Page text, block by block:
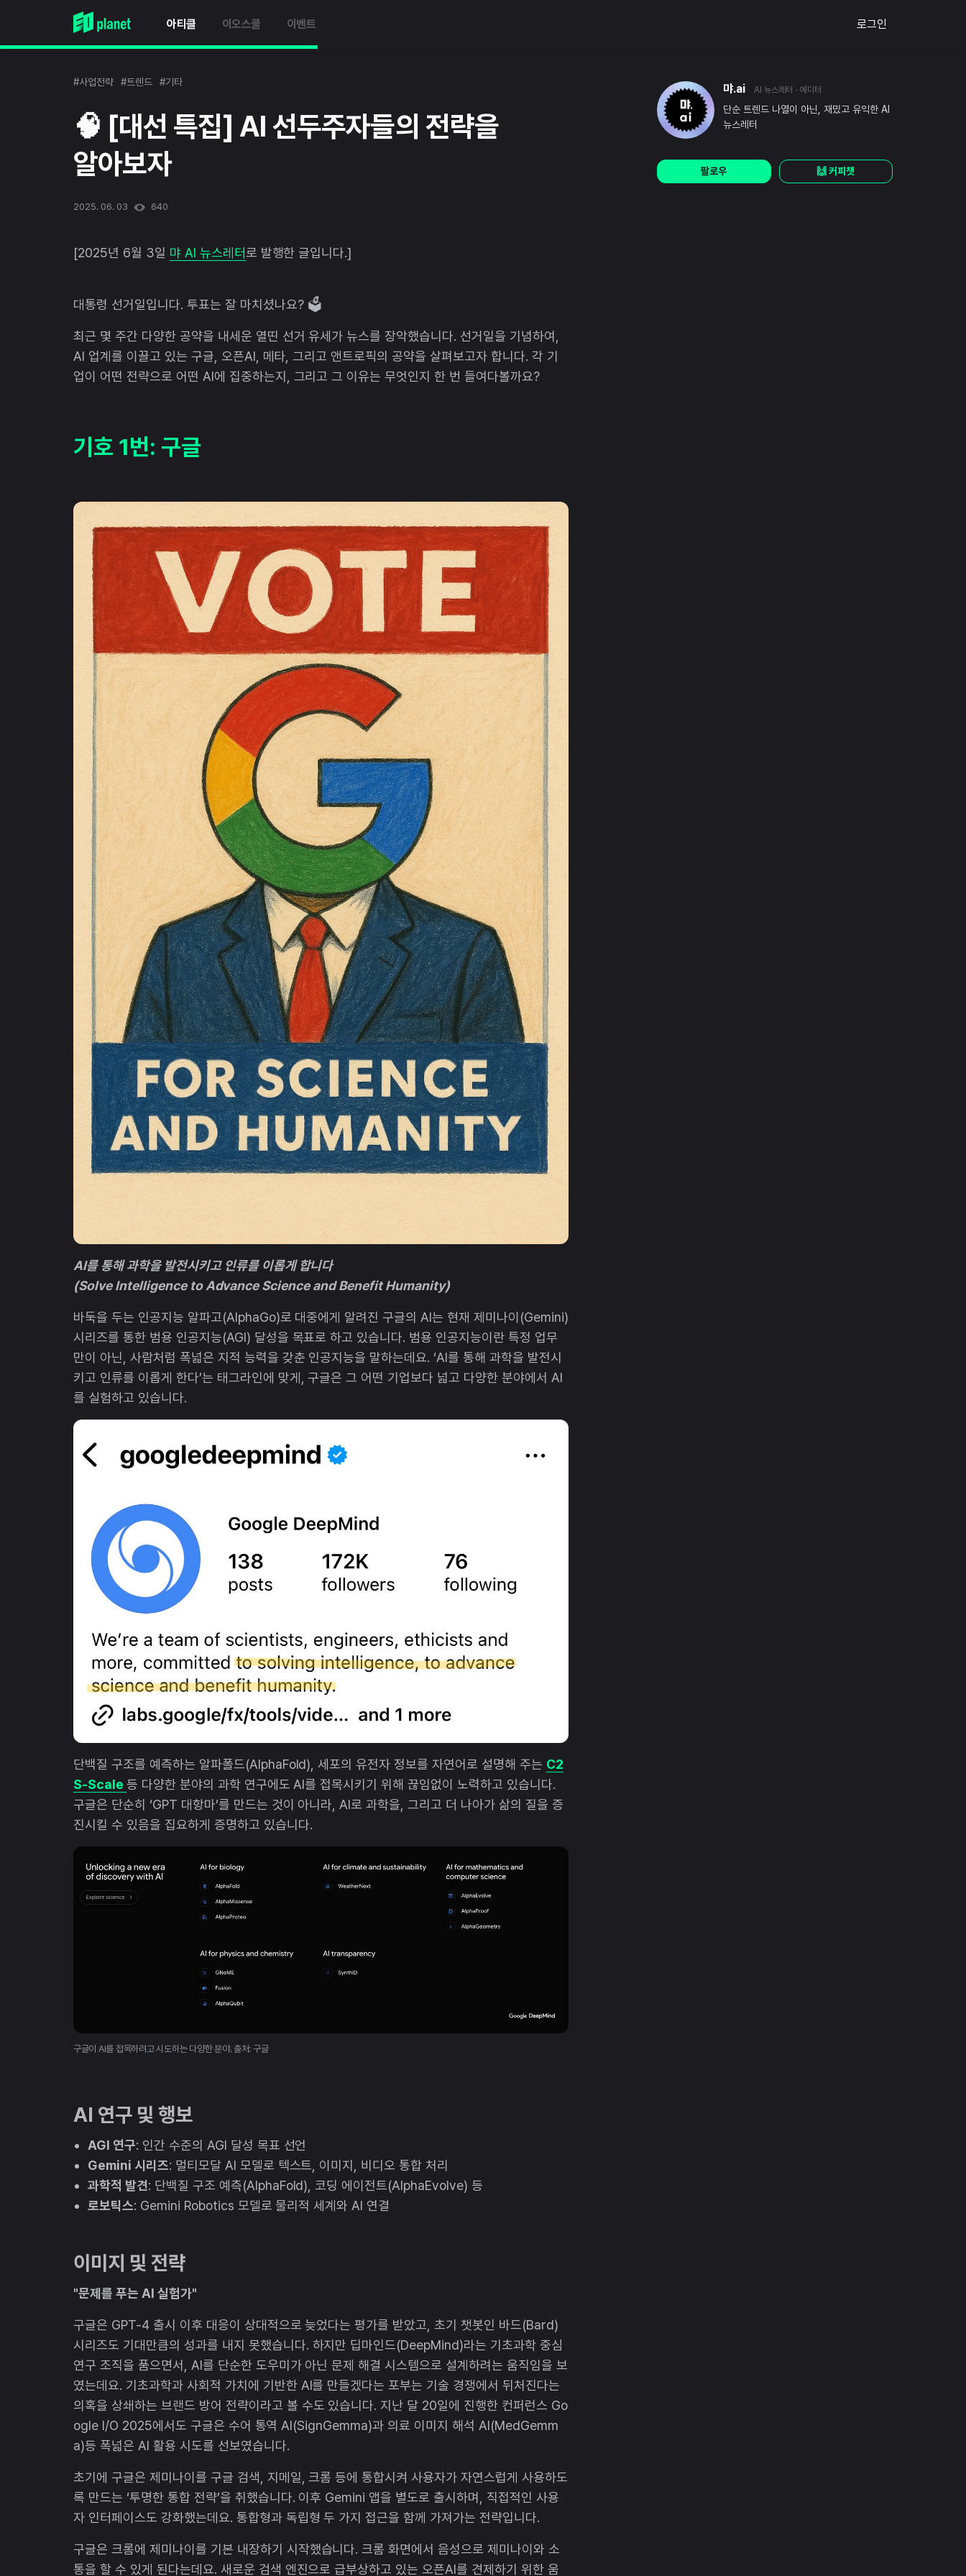
아티클 이오스쿨 이벤트 로그인
#사업전략 #트렌드 #기타
🧠 [대선 특집] AI 선두주자들의 전략을
알아보자
2025. 06. 03 640
[2025년 6월 3일 먀 AI 뉴스레터로 발행한 글입니다.]
대통령 선거일입니다. 투표는 잘 마치셨나요? 🗳
최근 몇 주간 다양한 공약을 내세운 열띤 선거 유세가 뉴스를 장악했습니다. 선거일을 기념하여,
AI 업계를 이끌고 있는 구글, 오픈AI, 메타, 그리고 앤트로픽의 공약을 살펴보고자 합니다. 각 기
업이 어떤 전략으로 어떤 AI에 집중하는지, 그리고 그 이유는 무엇인지 한 번 들여다볼까요?
기호 1번: 구글
AI를 통해 과학을 발전시키고 인류를 이롭게 합니다
(Solve Intelligence to Advance Science and Benefit Humanity)
바둑을 두는 인공지능 알파고(AlphaGo)로 대중에게 알려진 구글의 AI는 현재 제미나이(Gemini)
시리즈를 통한 범용 인공지능(AGI) 달성을 목표로 하고 있습니다. 범용 인공지능이란 특정 업무
만이 아닌, 사람처럼 폭넓은 지적 능력을 갖춘 인공지능을 말하는데요. ‘AI를 통해 과학을 발전시
키고 인류를 이롭게 한다’는 태그라인에 맞게, 구글은 그 어떤 기업보다 넓고 다양한 분야에서 AI
를 실험하고 있습니다.
단백질 구조를 예측하는 알파폴드(AlphaFold), 세포의 유전자 정보를 자연어로 설명해 주는 C2
S-Scale 등 다양한 분야의 과학 연구에도 AI를 접목시키기 위해 끊임없이 노력하고 있습니다.
구글은 단순히 ‘GPT 대항마’를 만드는 것이 아니라, AI로 과학을, 그리고 더 나아가 삶의 질을 증
진시킬 수 있음을 집요하게 증명하고 있습니다.
구글이 AI를 접목하려고 시도하는 다양한 분야. 출처: 구글
AI 연구 및 행보
AGI 연구: 인간 수준의 AGI 달성 목표 선언
Gemini 시리즈: 멀티모달 AI 모델로 텍스트, 이미지, 비디오 통합 처리
과학적 발견: 단백질 구조 예측(AlphaFold), 코딩 에이전트(AlphaEvolve) 등
로보틱스: Gemini Robotics 모델로 물리적 세계와 AI 연결
이미지 및 전략
"문제를 푸는 AI 실험가"
구글은 GPT-4 출시 이후 대응이 상대적으로 늦었다는 평가를 받았고, 초기 챗봇인 바드(Bard)
시리즈도 기대만큼의 성과를 내지 못했습니다. 하지만 딥마인드(DeepMind)라는 기초과학 중심
연구 조직을 품으면서, AI를 단순한 도우미가 아닌 문제 해결 시스템으로 설계하려는 움직임을 보
였는데요. 기초과학과 사회적 가치에 기반한 AI를 만들겠다는 포부는 기술 경쟁에서 뒤처진다는
의혹을 상쇄하는 브랜드 방어 전략이라고 볼 수도 있습니다. 지난 달 20일에 진행한 컨퍼런스 Go
ogle I/O 2025에서도 구글은 수어 통역 AI(SignGemma)과 의료 이미지 해석 AI(MedGemm
a)등 폭넓은 AI 활용 시도를 선보였습니다.
초기에 구글은 제미나이를 구글 검색, 지메일, 크롬 등에 통합시켜 사용자가 자연스럽게 사용하도
록 만드는 ‘투명한 통합 전략’을 취했습니다. 이후 Gemini 앱을 별도로 출시하며, 직접적인 사용
자 인터페이스도 강화했는데요. 통합형과 독립형 두 가지 접근을 함께 가져가는 전략입니다.
구글은 크롬에 제미나이를 기본 내장하기 시작했습니다. 크롬 화면에서 음성으로 제미나이와 소
통을 할 수 있게 된다는데요. 새로운 검색 엔진으로 급부상하고 있는 오픈AI를 견제하기 위한 움
먀.ai AI 뉴스레터 · 에디터
단순 트렌드 나열이 아닌, 재밌고 유익한 AI
뉴스레터
팔로우 🙌 커피챗